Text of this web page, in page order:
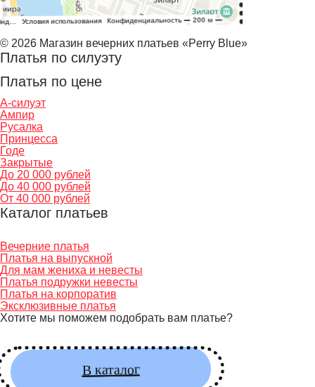
© 2026 Магазин вечерних платьев «Perry Blue»
Платья по силуэту
Платья по цене
А-силуэт
Ампир
Русалка
Принцесса
Годе
Закрытые
До 20 000 рублей
До 40 000 рублей
От 40 000 рублей
Каталог платьев
Вечерние платья
Платья на выпускной
Для мам жениха и невесты
Платья подружки невесты
Платья на корпоратив
Эксклюзивные платья
Хотите мы поможем подобрать вам платье?
В каталог